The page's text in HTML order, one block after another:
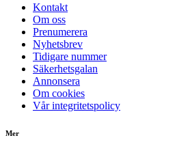
Kontakt
Om oss
Prenumerera
Nyhetsbrev
Tidigare nummer
Säkerhetsgalan
Annonsera
Om cookies
Vår integritetspolicy
Mer